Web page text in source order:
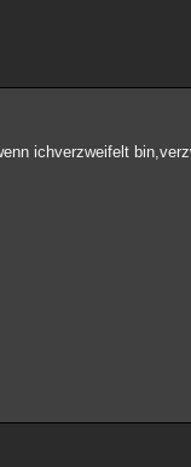
ichverzweifelt